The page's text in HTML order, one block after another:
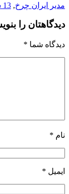
چرخ,13 سال قبل
را بنویسید
شما*